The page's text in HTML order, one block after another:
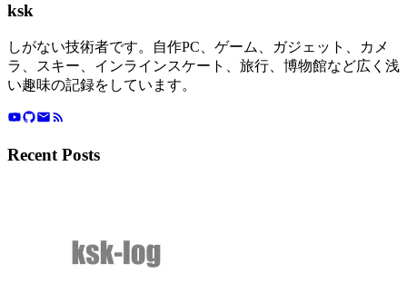
ksk
しがない技術者です。自作PC、ゲーム、ガジェット、カメ
ラ、スキー、インラインスケート、旅行、博物館など広く浅
い趣味の記録をしています。
Recent Posts